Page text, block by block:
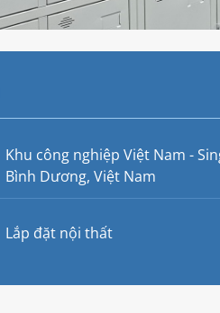
Khu công nghiệp Việt Nam -
Bình Dương, Việt Nam
Lắp đặt nội thất